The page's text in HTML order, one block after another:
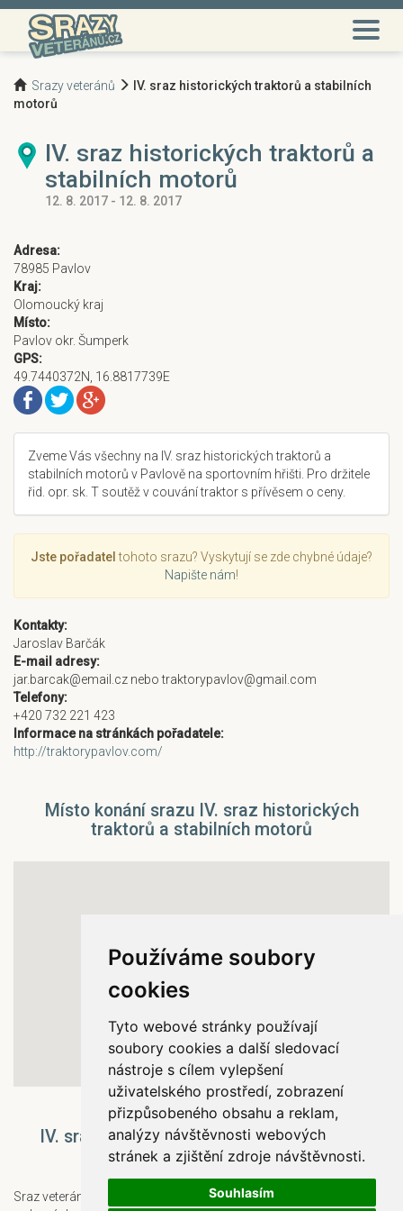
Používáme soubory
cookies
Tyto webové stránky používají
soubory cookies a další sledovací
nástroje s cílem vylepšení
uživatelského prostředí, zobrazení
přizpůsobeného obsahu a reklam,
analýzy návštěvnosti webových
stránek a zjištění zdroje návštěvnosti.
Souhlasím
Srazy veteránů
IV. sraz historických traktorů a stabilních
motorů
IV. sraz historických traktorů a
stabilních motorů
12. 8. 2017 - 12. 8. 2017
Adresa:
78985 Pavlov
Kraj:
Olomoucký kraj
Místo:
Pavlov okr. Šumperk
GPS:
49.7440372N, 16.8817739E
Zveme Vás všechny na IV. sraz historických traktorů a
stabilních motorů v Pavlově na sportovním hřišti. Pro držitele
řid. opr. sk. T soutěž v couvání traktor s přívěsem o ceny.
Jste pořadatel tohoto srazu? Vyskytují se zde chybné údaje?
Napište nám!
Kontakty:
Jaroslav Barčák
E-mail adresy:
jar.barcak@email.cz nebo traktorypavlov@gmail.com
Telefony:
+420 732 221 423
Informace na stránkách pořadatele:
http://traktorypavlov.com/
Místo konání srazu IV. sraz historických
traktorů a stabilních motorů
IV. sraz historických traktorů a stabilních
motorů
Sraz veteránů
IV. sraz historických traktorů a stabilních motorů